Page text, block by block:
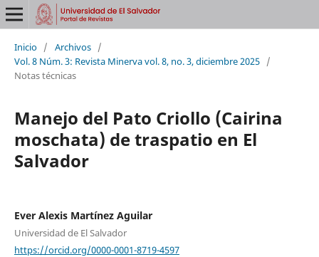
Inicio / Archivos /
Vol. 8 Núm. 3: Revista Minerva vol. 8, no. 3, diciembre 2025 /
Notas técnicas
Manejo del Pato Criollo (Cairina
moschata) de traspatio en El
Salvador
Ever Alexis Martínez Aguilar
Universidad de El Salvador
https://orcid.org/0000-0001-8719-4597